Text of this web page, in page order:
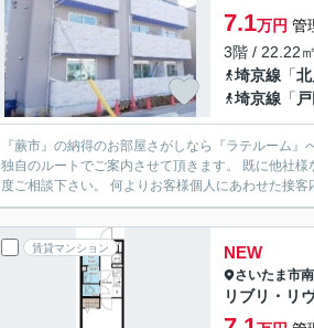
7.1万円 管
3階 / 22.22
埼京線 「北
埼京線 「
『蕨市』の納得のお部屋さがしなら『ラテルーム
独自のルートでご案内させて頂きます。 既に他社
度ご相談下さい。 何よりお客様個人に
賃貸マンション NEW
さいたま市
リブリ・リ